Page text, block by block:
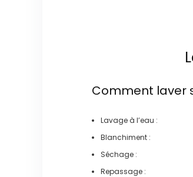
Comment laver
Lavage à l’eau :
Blanchiment :
Séchage :
Repassage :